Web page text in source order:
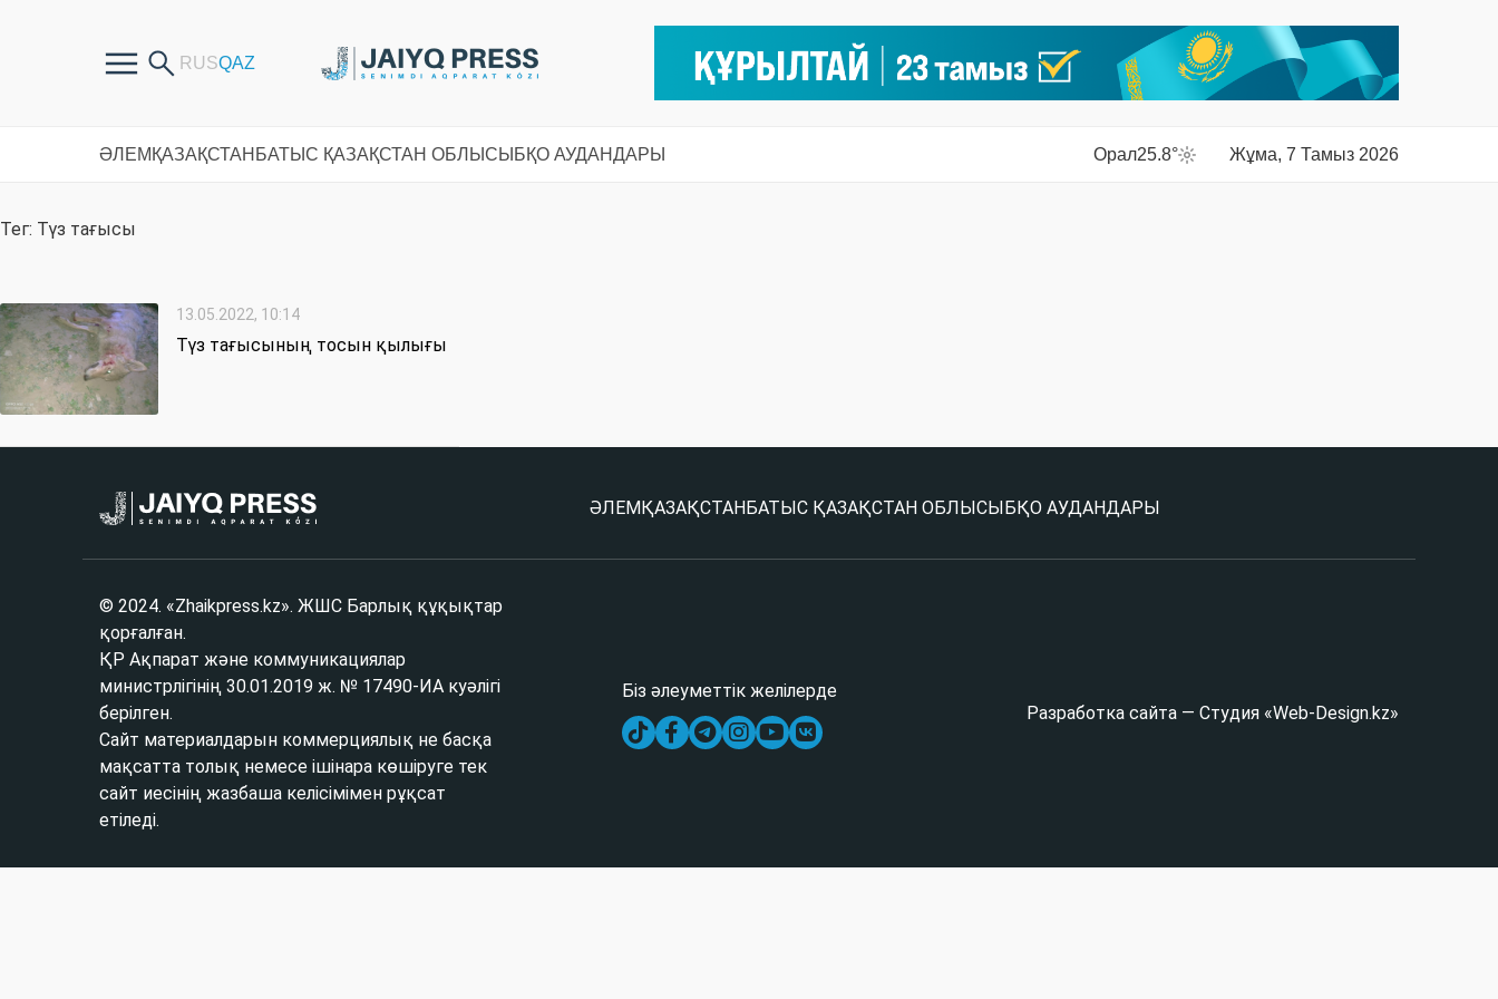
ӘЛЕМ ҚАЗАҚСТАН БАТЫС ҚАЗАҚСТАН ОБЛЫСЫ БҚО АУДАНДАРЫ Орал25.8° Жұма, 7 Тамыз 2026
Тег: Түз тағысы
13.05.2022, 10:14
Түз тағысының тосын қылығы
ӘЛЕМ ҚАЗАҚСТАН БАТЫС ҚАЗАҚСТАН ОБЛЫСЫ БҚО АУДАНДАРЫ
© 2024. «Zhaikpress.kz». ЖШС Барлық құқықтар
қорғалған.
ҚР Ақпарат және коммуникациялар
министрлігінің 30.01.2019 ж. № 17490-ИА куәлігі
берілген.
Сайт материалдарын коммерциялық не басқа
мақсатта толық немесе ішінара көшіруге тек
сайт иесінің жазбаша келісімімен рұқсат
етіледі.
Біз әлеуметтік желілерде
Разработка сайта — Студия «Web-Design.kz»